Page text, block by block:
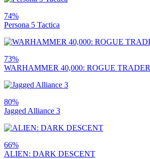
74%
Persona 5 Tactica
73%
WARHAMMER 40,000: ROGUE TRADER
80%
Jagged Alliance 3
66%
ALIEN: DARK DESCENT